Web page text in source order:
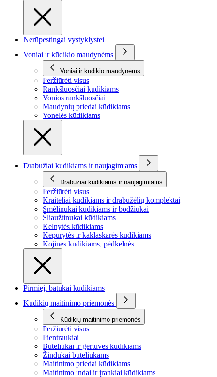
Nerūpestingai vystyklystei
Voniai ir kūdikio maudynėms
Voniai ir kūdikio maudynėms
Peržiūrėti visus
Rankšluosčiai kūdikiams
Vonios rankšluosčiai
Maudynių priedai kūdikiams
Vonelės kūdikiams
Drabužiai kūdikiams ir naujagimiams
Drabužiai kūdikiams ir naujagimiams
Peržiūrėti visus
Kraiteliai kūdikiams ir drabužėlių komplektai
Smėlinukai kūdikiams ir bodžiukai
Šliaužtinukai kūdikiams
Kelnytės kūdikiams
Kepurytės ir kaklaskarės kūdikiams
Kojinės kūdikiams, pėdkelnės
Pirmieji batukai kūdikiams
Kūdikių maitinimo priemonės
Kūdikių maitinimo priemonės
Peržiūrėti visus
Pientraukiai
Buteliukai ir gertuvės kūdikiams
Žindukai buteliukams
Maitinimo priedai kūdikiams
Maitinimo indai ir įrankiai kūdikiams